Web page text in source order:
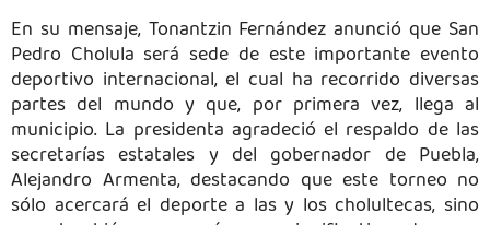
En su mensaje, Tonantzin Fernández anunció que San
Pedro Cholula será sede de este importante evento
deportivo internacional, el cual ha recorrido diversas
partes del mundo y que, por primera vez, llega al
municipio. La presidenta agradeció el respaldo de las
secretarías estatales y del gobernador de Puebla,
Alejandro Armenta, destacando que este torneo no
sólo acercará el deporte a las y los cholultecas, sino